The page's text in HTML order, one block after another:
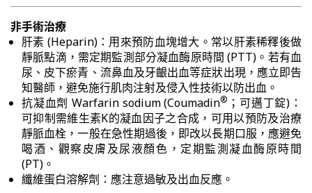
非手術治療
肝素 (Heparin)：用來預防血塊增大。常以肝素稀釋後做
靜脈點滴，需定期監測部分凝血酶原時間 (PTT)。若有血
尿、皮下瘀青、流鼻血及牙齦出血等症狀出現，應立即告
知醫師，避免施行肌肉注射及侵入性技術以防出血。
抗凝血劑 Warfarin sodium (Coumadin® ；可邁丁錠)：
可抑制需維生素K的凝血因子之合成，可用以預防及治療
靜脈血栓，一般在急性期過後，即改以長期口服，應避免
喝酒、觀察皮膚及尿液顏色，定期監測凝血酶原時間
(PT)。
纖維蛋白溶解劑：應注意過敏及出血反應。